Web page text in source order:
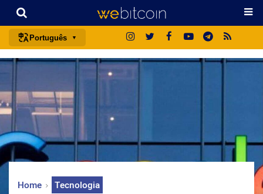
Português
português (BR)
español
français
italiano
deutsch
中文
Home Tecnologia